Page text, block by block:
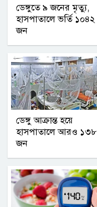
ডেঙ্গুতে ৯ জনের মৃত্যু,
হাসপাতালে ভর্তি ১০৪২
জন
ডেঙ্গু আক্রান্ত হয়ে
হাসপাতালে আরও ১৩৮
জন